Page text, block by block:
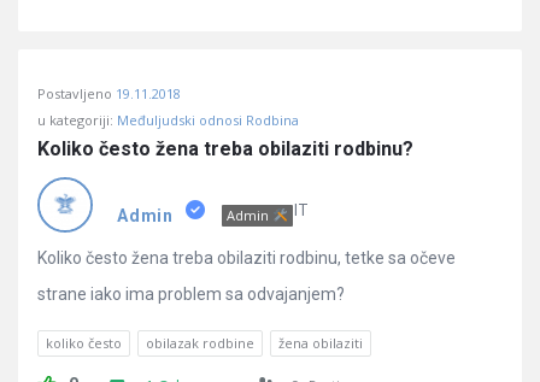
Postavljeno 19.11.2018
u kategoriji: Međuljudski odnosi Rodbina
Koliko često žena treba obilaziti rodbinu?
Admin Admin IT
Koliko često žena treba obilaziti rodbinu, tetke sa očeve
strane iako ima problem sa odvajanjem?
koliko često obilazak rodbine žena obilaziti